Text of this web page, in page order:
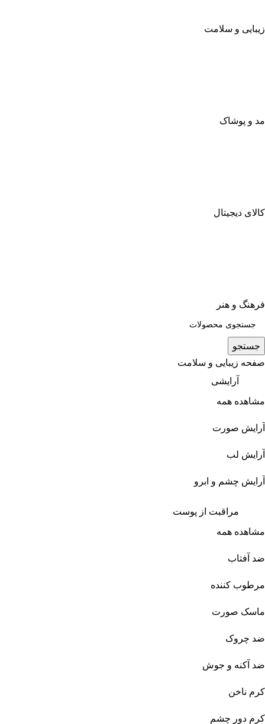
زیبایی و سلامت
مد و پوشاک
کالای دیجیتال
فرهنگ و هنر
جستجو
صفحه زیبایی و سلامت
آرایشی
مشاهده همه
آرایش صورت
آرایش لب
آرایش چشم و ابرو
مراقبت از پوست
مشاهده همه
ضد آفتاب
مرطوب کننده
ماسک صورت
ضد چروک
ضد آکنه و جوش
کرم ناخن
کرم دور چشم